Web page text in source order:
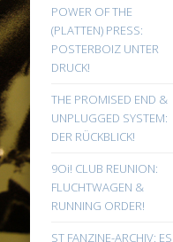
POWER OF THE
(PLATTEN) PRESS:
POSTERBOIZ UNTER
DRUCK!
THE PROMISED END &
UNPLUGGED SYSTEM:
DER RÜCKBLICK!
9Oi! CLUB REUNION:
FLUCHTWAGEN &
RUNNING ORDER!
ST FANZINE-ARCHIV: ES